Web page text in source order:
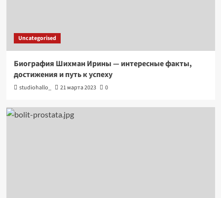
Uncategorised
Биография Шихман Ирины — интересные факты,
достижения и путь к успеху
studiohallo_ 21 марта 2023 0